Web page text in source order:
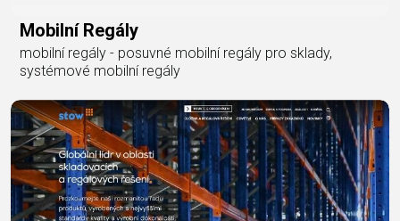
Mobilní Regály
mobilní regály - posuvné mobilní regály pro sklady,
systémové mobilní regály